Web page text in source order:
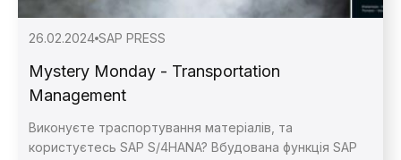
26.02.2024 SAP PRESS
Mystery Monday - Transportation
Management
Виконуєте траспортування матеріалів, та
користуєтесь SAP S/4HANA? Вбудована функція SAP